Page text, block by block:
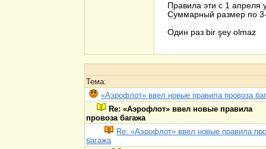
Правила эти с 1 апреля
Суммарный размер по
Один раз bir şey olmaz
Тема:
«Аэрофлот» ввел новые правила провоза
Re: «Аэрофлот» ввел новые правила
провоза багажа
Re: «Аэрофлот» ввел новые правила
багажа